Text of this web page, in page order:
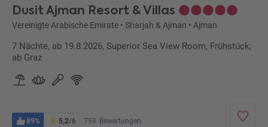
Dusit Ajman Resort & Villas
Vereinigte Arabische Emirate • Sharjah & Ajman • Ajman
7 Nächte, ab 19.8.2026, Superior Sea View Room, Frühstück,
ab Graz
89% 5,2/6 759 Bewertungen